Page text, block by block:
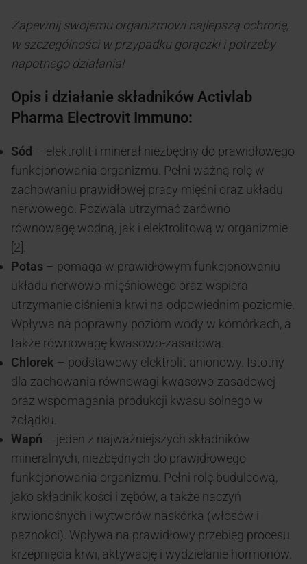
Zapewnij swojemu organizmowi najlepszą ochronę,
w szczególności w przypadku gorączki i potrzeby
napotnego działania!
Opis i działanie składników Activlab
Pharma Electrovit Immuno:
Sód – elektrolit i minerał niezbędny do prawidłowego
funkcjonowania organizmu. Pełni ważną rolę w
zachowaniu prawidłowej pracy mięśni oraz układu
nerwowego. Pozwala utrzymać zarówno
równowagę wodną, jak i elektrolitową w organizmie
[2].
Potas – pomaga w prawidłowym funkcjonowaniu
układu nerwowo-mięśniowego oraz wspiera
utrzymanie ciśnienia krwi na odpowiednim poziomie.
Wpływa na poprawny poziom wody w komórkach, a
także równowagę kwasowo-zasadową.
Chlorek – podstawowy elektrolit anionowy. Istotny
dla zachowania równowagi kwasowo-zasadowej
oraz wspomagania produkcji kwasu solnego w
żołądku.
Wapń – jeden z najważniejszych składników
mineralnych, niezbędnych do prawidłowego
funkcjonowania organizmu. Pełni rolę budulcową,
jako składnik kości i zębów, a także naczyń
krwionośnych i wytworów naskórka (włosów i
paznokci). Wpływa na prawidłowy przebieg procesu
krzepnięcia krwi, aktywację i wydzielanie hormonów.